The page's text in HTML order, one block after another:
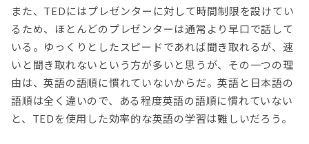
また、TEDにはプレゼンターに対して時間制限を設けてい
るため、ほとんどのプレゼンターは通常より早口で話して
いる。ゆっくりとしたスピードであれば聞き取れるが、速
いと聞き取れないという方が多いと思うが、その一つの理
由は、英語の語順に慣れていないからだ。英語と日本語の
語順は全く違いので、ある程度英語の語順に慣れていない
と、TEDを使用した効率的な英語の学習は難しいだろう。